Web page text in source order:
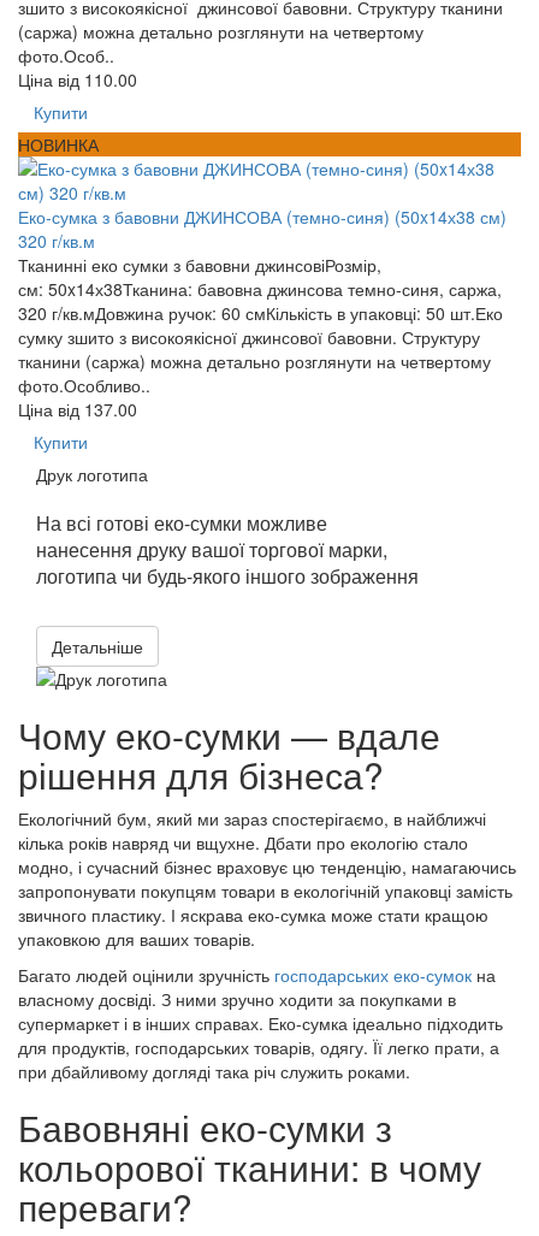
зшито з високоякісної джинсової бавовни. Структуру тканини
(саржа) можна детально розглянути на четвертому
фото.Особ..
Ціна від 110.00
Купити
НОВИНКА
Еко-сумка з бавовни ДЖИНСОВА (темно-синя) (50x14х38 см)
320 г/кв.м
Тканинні еко сумки з бавовни джинсовіРозмір,
см: 50x14х38Тканина: бавовна джинсова темно-синя, саржа,
320 г/кв.мДовжина ручок: 60 смКількість в упаковці: 50 шт.Еко
сумку зшито з високоякісної джинсової бавовни. Структуру
тканини (саржа) можна детально розглянути на четвертому
фото.Особливо..
Ціна від 137.00
Купити
Друк логотипа
На всі готові еко-сумки можливе
нанесення друку вашої торгової марки,
логотипа чи будь-якого іншого зображення
Детальніше
Чому еко-сумки — вдале
рішення для бізнеса?
Екологічний бум, який ми зараз спостерігаємо, в найближчі
кілька років навряд чи вщухне. Дбати про екологію стало
модно, і сучасний бізнес враховує цю тенденцію, намагаючись
запропонувати покупцям товари в екологічній упаковці замість
звичного пластику. І яскрава еко-сумка може стати кращою
упаковкою для ваших товарів.
Багато людей оцінили зручність господарських еко-сумок на
власному досвіді. З ними зручно ходити за покупками в
супермаркет і в інших справах. Еко-сумка ідеально підходить
для продуктів, господарських товарів, одягу. Її легко прати, а
при дбайливому догляді така річ служить роками.
Бавовняні еко-сумки з
кольорової тканини: в чому
переваги?